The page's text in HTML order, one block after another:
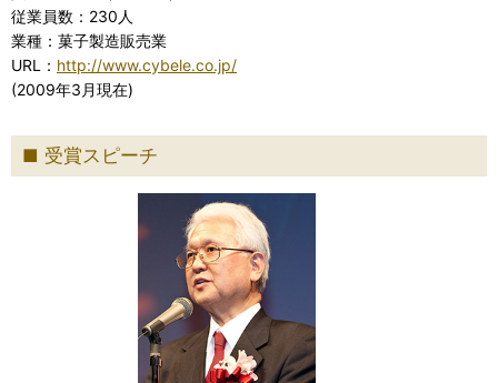
従業員数：230人
業種：菓子製造販売業
URL： http://www.cybele.co.jp/
(2009年3月現在)
受賞スピーチ